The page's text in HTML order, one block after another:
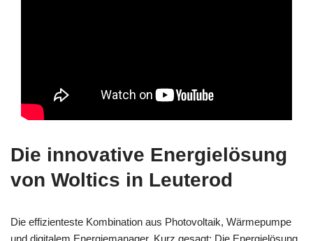
Die innovative Energielösung
von Woltics in Leuterod
Die effizienteste Kombination aus Photovoltaik, Wärmepumpe
und digitalem Energiemanager. Kurz gesagt: Die Energielösung